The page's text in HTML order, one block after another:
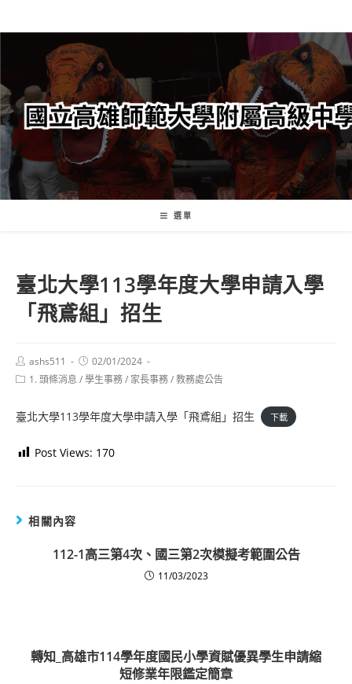
轉
要
內
容
選單
臺北大學113學年度大學申請入學
「飛鳶組」招生
Post
author:
ashs511
Post
published:
02/01/2024
Post1. 頭條消息 /學生事務/ 家長事務/教務處公告
臺北大學113學年度大學申請入學「飛鳶組」招生 下載
Post Views: 170
相關內容
112-1高三第4次、國三第2次模擬考範圍公告
11/03/2023
轉知_高雄市114學年度國民小學資賦優異學生申請縮
短修業年限鑑定簡章